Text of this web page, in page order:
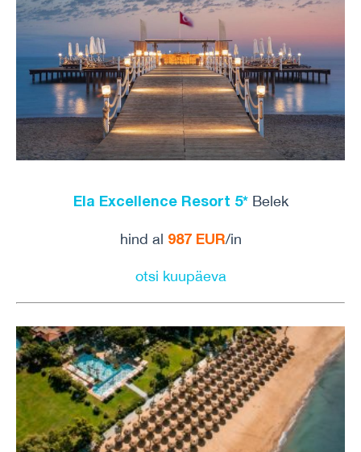
Ela Excellence Resort 5*Belek
hind al 987 EUR/in
otsi kuupäeva